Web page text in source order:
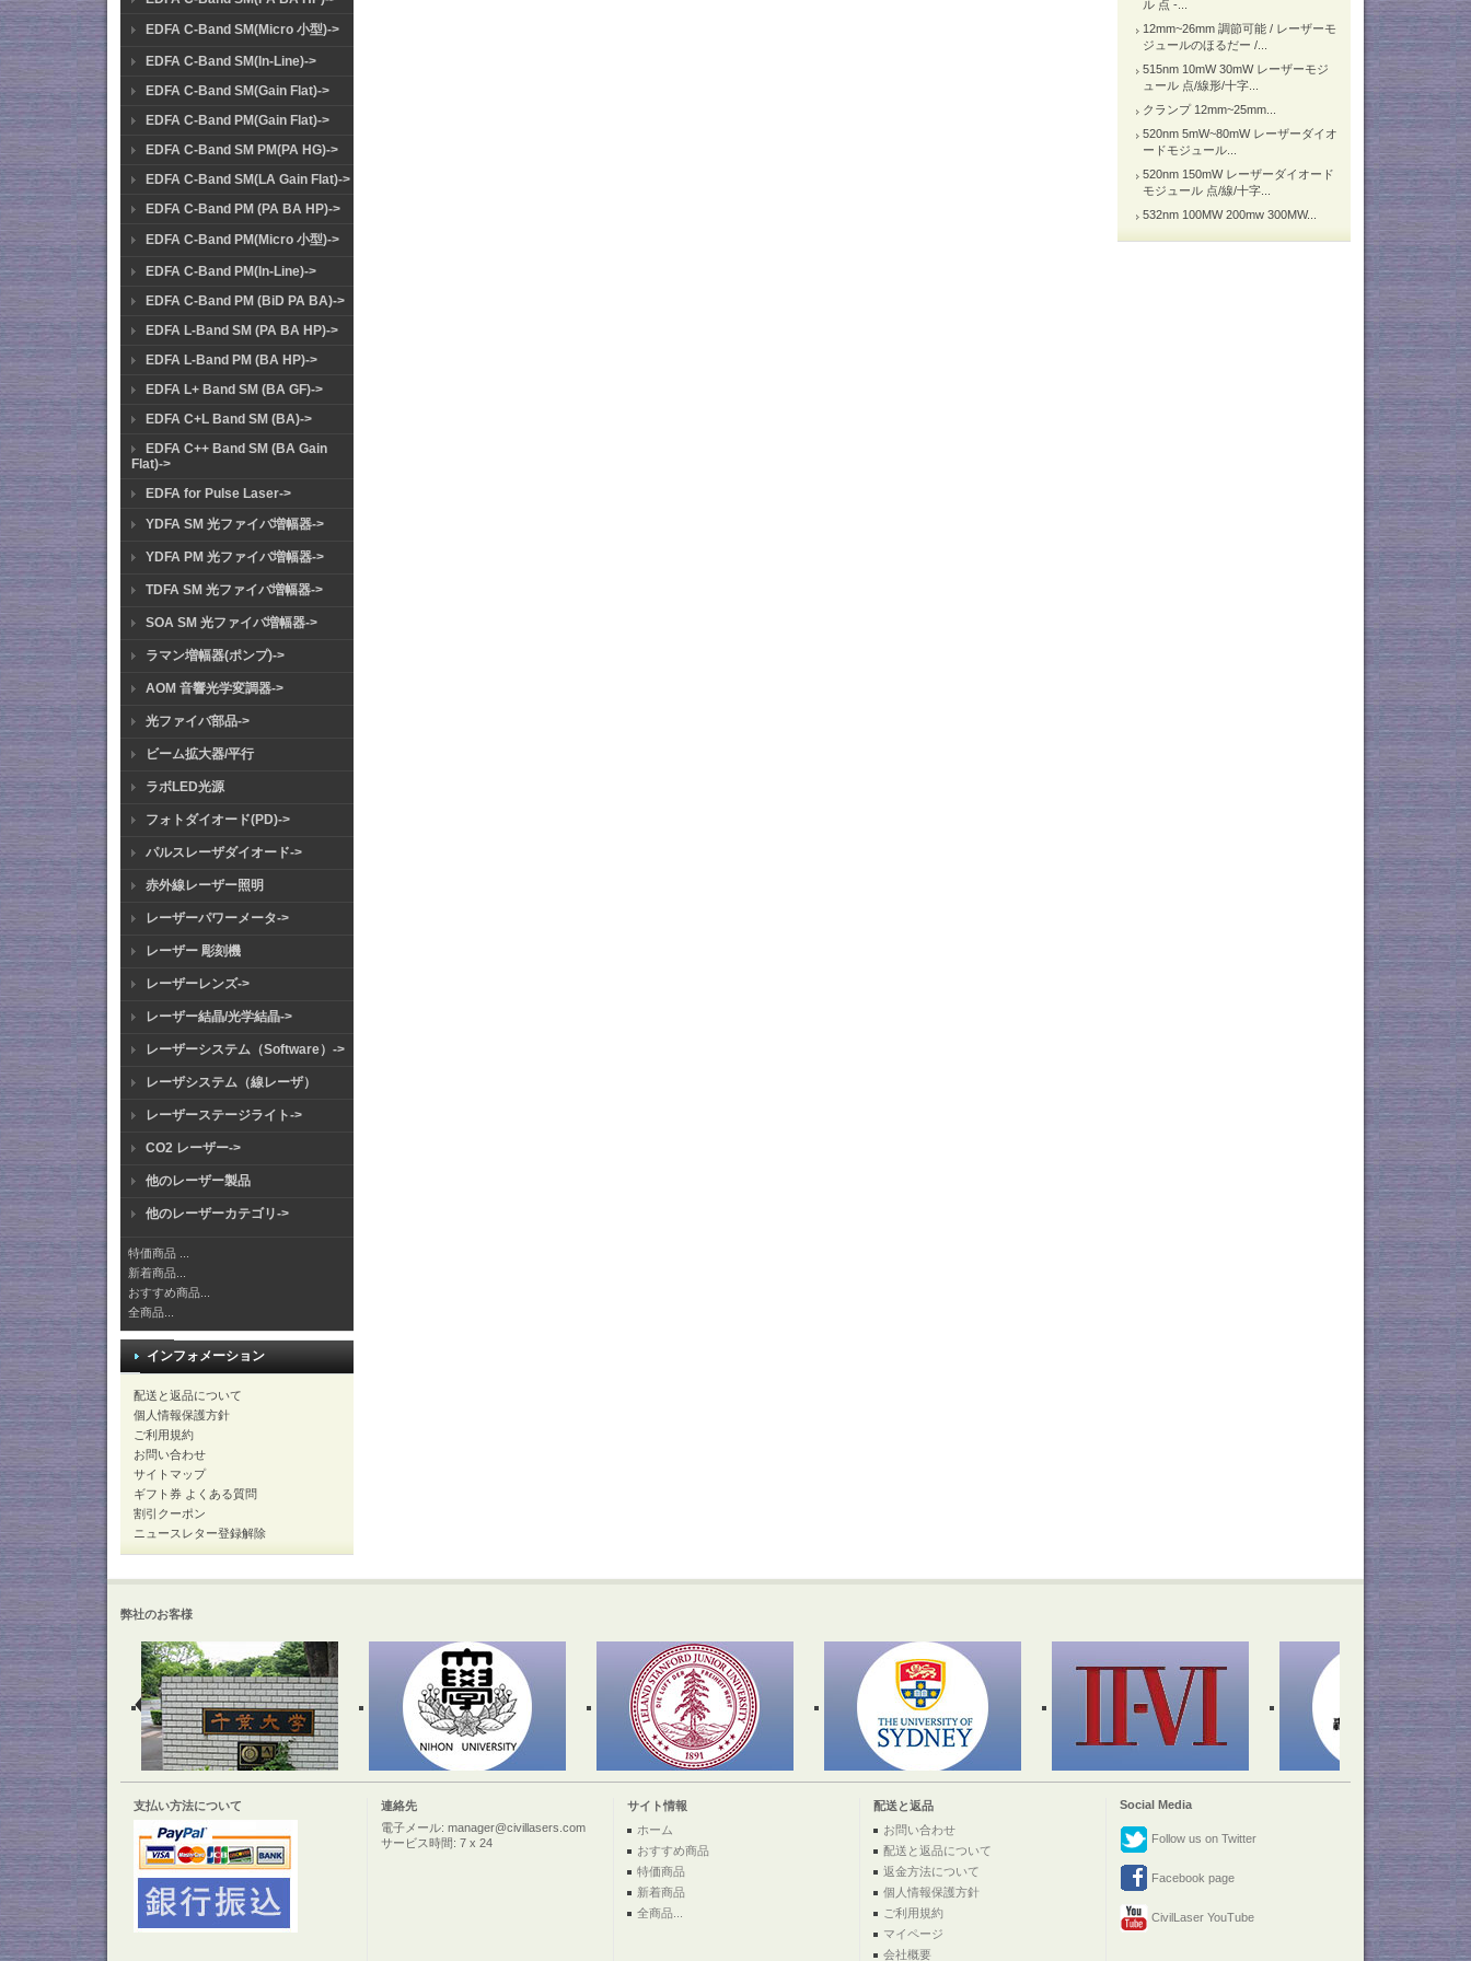
EDFA C-Band SM(Micro 小型)->
EDFA C-Band SM(In-Line)->
EDFA C-Band SM(Gain Flat)->
EDFA C-Band PM(Gain Flat)->
EDFA C-Band SM PM(PA HG)->
EDFA C-Band SM(LA Gain Flat)->
EDFA C-Band PM (PA BA HP)->
EDFA C-Band PM(Micro 小型)->
EDFA C-Band PM(In-Line)->
EDFA C-Band PM (BiD PA BA)->
EDFA L-Band SM (PA BA HP)->
EDFA L-Band PM (BA HP)->
EDFA L+ Band SM (BA GF)->
EDFA C+L Band SM (BA)->
EDFA C++ Band SM (BA Gain
Flat)->
EDFA for Pulse Laser->
YDFA SM 光ファイバ増幅器->
YDFA PM 光ファイバ増幅器->
TDFA SM 光ファイバ増幅器->
SOA SM 光ファイバ増幅器->
ラマン増幅器(ポンプ)->
AOM 音響光学変調器->
光ファイバ部品->
ビーム拡大器/平行
ラボLED光源
フォトダイオード(PD)->
パルスレーザダイオード->
赤外線レーザー照明
レーザーパワーメータ->
レーザー 彫刻機
レーザーレンズ->
レーザー結晶/光学結晶->
レーザーシステム（Software）->
レーザシステム（線レーザ）
レーザーステージライト->
CO2 レーザー->
他のレーザー製品
他のレーザーカテゴリ->
特価商品 ...
新着商品...
おすすめ商品...
全商品...
インフォメーション
配送と返品について
個人情報保護方針
ご利用規約
お問い合わせ
サイトマップ
ギフト券 よくある質問
割引クーポン
ニュースレター登録解除
ル 点 -...
12mm~26mm 調節可能 / レーザーモ
ジュールのほるだー /...
515nm 10mW 30mW レーザーモジ
ュール 点/線形/十字...
クランプ 12mm~25mm...
520nm 5mW~80mW レーザーダイオ
ードモジュール...
520nm 150mW レーザーダイオード
モジュール 点/線/十字...
532nm 100MW 200mw 300MW...
弊社のお客様
支払い方法について 連絡先 サイト情報 配送と返品
Social Media
電子メール: manager@civillasers.com
サービス時間: 7 x 24
ホーム
おすすめ商品
特価商品
新着商品
全商品...
お問い合わせ
配送と返品について
返金方法について
個人情報保護方針
ご利用規約
マイページ
会社概要
Follow us on Twitter
Facebook page
CivilLaser YouTube